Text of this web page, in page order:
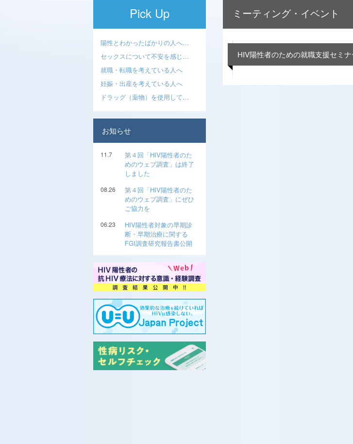
ミーティング・イベント
HIV陽性者のための就職支援セミナ
Pick Up
陽性とわかったばかりの人へ…
セックスについて不安を感じ…
就職・転職を考えている人へ
妊娠・出産を考えている人へ
ドラッグ（薬物）を使用して…
お知らせ
11.7
第４回「HIV陽性者のた
めのウェブ調査」は終了
しました
08.26
第４回「HIV陽性者のた
めのウェブ調査」にぜひ
ご協力を
06.23
HIV陽性者対象の早期診
断・早期治療に関する
FGI調査研究報告書公開